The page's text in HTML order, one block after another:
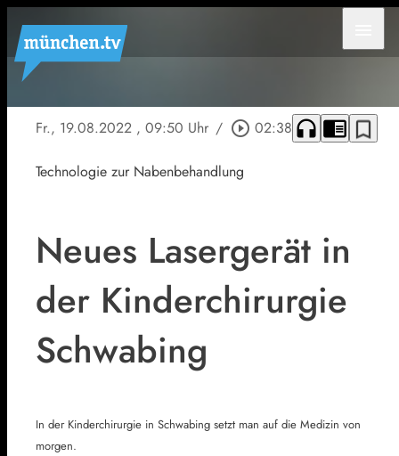
Fr., 19.08.2022 , 09:50 Uhr / play_circle_outline 02:38 headphones chrome_reader_mode bookmark_border
Technologie zur Nabenbehandlung
Neues Lasergerät in
der Kinderchirurgie
Schwabing
In der Kinderchirurgie in Schwabing setzt man auf die Medizin von
morgen.